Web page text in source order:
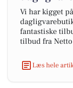
Vi har kigget
fantastiske
tilbud fra
Læs hele